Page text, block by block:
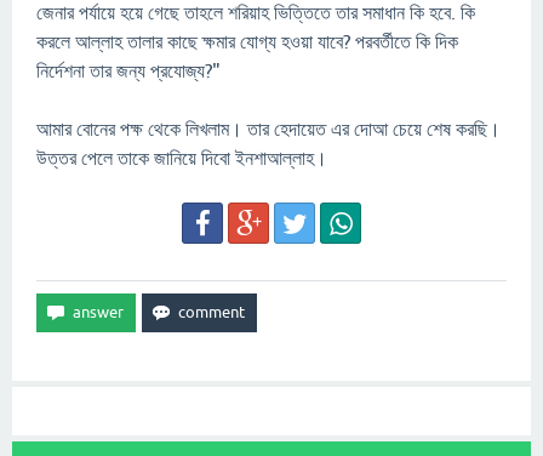
জেনার পর্যায়ে হয়ে গেছে তাহলে শরিয়াহ ভিত্তিতে তার সমাধান কি হবে. কি
করলে আল্লাহ তালার কাছে ক্ষমার যোগ্য হওয়া যাবে? পরবর্তীতে কি দিক
নির্দেশনা তার জন্য প্রযোজ্য?"
আমার বোনের পক্ষ থেকে লিখলাম। তার হেদায়েত এর দোআ চেয়ে শেষ করছি।
উত্তর পেলে তাকে জানিয়ে দিবো ইনশাআল্লাহ।